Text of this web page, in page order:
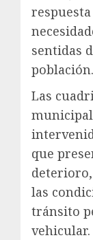
sentidas
población.
Las
que
las
tránsito
vehicular.